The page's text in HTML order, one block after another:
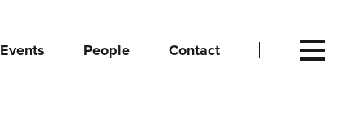
Events People Contact